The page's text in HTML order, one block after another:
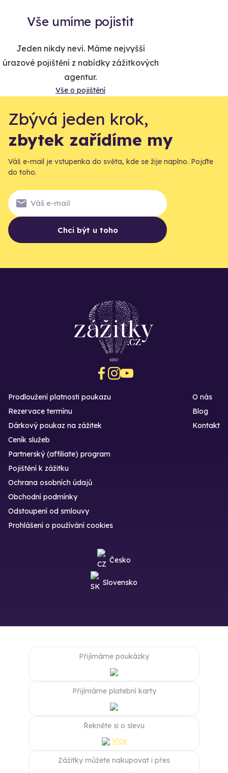
Vše umíme pojistit
Jeden nikdy neví. Máme nejvyšší
úrazové pojištění z nabídky zážitkových
agentur.
Vše o pojištění
Zbývá jeden krok,
zbytek zařídíme my
Váš e-mail je vstupenka do světa, kde se žije naplno. Pojďte
do toho.
Chci být u toho
Prodloužení platnosti poukazu
Rezervace termínu
Dárkový poukaz na zážitek
O nás
Blog
Kontakt
Ceník služeb
Partnerský (affiliate) program
Pojištění k zážitku
Ochrana osobních údajů
Obchodní podmínky
Odstoupení od smlouvy
Prohlášení o používání cookies
Česko
Slovensko
Přijímáme poukázky
Přijímáme platební karty
Řekněte si o slevu
Více
Zážitky můžete nakupovat i přes